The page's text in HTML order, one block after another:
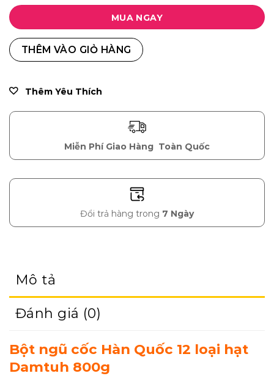
MUA NGAY
THÊM VÀO GIỎ HÀNG
Thêm Yêu Thích
Miễn Phí Giao Hàng Toàn Quốc
Đổi trả hàng trong 7 Ngày
Mô tả
Đánh giá (0)
Bột ngũ cốc Hàn Quốc 12 loại hạt
Damtuh 800g